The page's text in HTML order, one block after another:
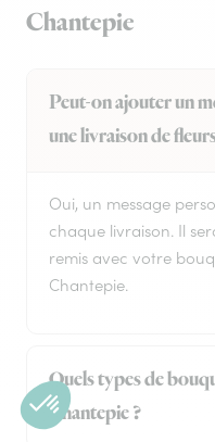
Chantepie
Peut-on ajouter un
une livraison de
Oui, un message
chaque livraison. Il
remis avec votre
Chantepie.
Quels types de
Chantepie ?